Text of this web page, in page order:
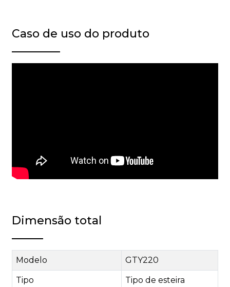
Caso de uso do produto
Dimensão total
Modelo GTY220
Tipo
Tipo de esteira